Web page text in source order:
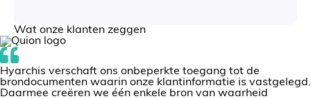
Wat onze klanten zeggen
Hyarchis verschaft ons onbeperkte toegang tot de
brondocumenten waarin onze klantinformatie is vastgelegd.
Daarmee creëren we één enkele bron van waarheid